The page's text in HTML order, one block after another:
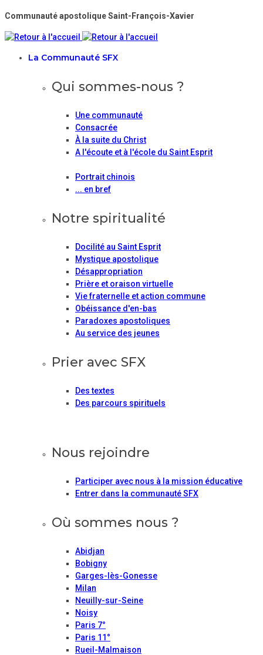
Communauté apostolique Saint-François-Xavier
La Communauté SFX
Qui sommes-nous ?
Une communauté
Consacrée
À la suite du Christ
A l'écoute et à l'école du Saint Esprit
Portrait chinois
... en bref
Notre spiritualité
Docilité au Saint Esprit
Mystique apostolique
Désappropriation
Prière et oraison virtuelle
Vie fraternelle et action commune
Obéissance d'en-bas
Paradoxes apostoliques
Au service des jeunes
Prier avec SFX
Des textes
Des parcours spirituels
Nous rejoindre
Participer avec nous à la mission éducative
Entrer dans la communauté SFX
Où sommes nous ?
Abidjan
Bobigny
Garges-lès-Gonesse
Milan
Neuilly-sur-Seine
Noisy
Paris 7°
Paris 11°
Rueil-Malmaison